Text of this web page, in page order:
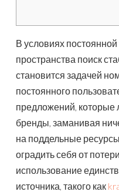
В условиях
пространства поиск
становится задачей
постоянного
предложений,
бренды, заманивая
на поддельные
оградить себя от
использование
источника, такого как